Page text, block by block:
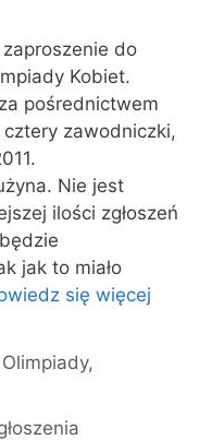
zaproszenie do
Kobiet.
pośrednictwem
zawodniczki,
Nie jest
ilości zgłoszeń
jak to miało
się więcej
Olimpiady,